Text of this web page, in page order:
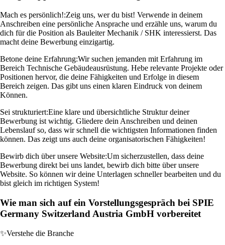
Mach es persönlich!:Zeig uns, wer du bist! Verwende in deinem
Anschreiben eine persönliche Ansprache und erzähle uns, warum du
dich für die Position als Bauleiter Mechanik / SHK interessierst. Das
macht deine Bewerbung einzigartig.
Betone deine Erfahrung:Wir suchen jemanden mit Erfahrung im
Bereich Technische Gebäudeausrüstung. Hebe relevante Projekte oder
Positionen hervor, die deine Fähigkeiten und Erfolge in diesem
Bereich zeigen. Das gibt uns einen klaren Eindruck von deinem
Können.
Sei strukturiert:Eine klare und übersichtliche Struktur deiner
Bewerbung ist wichtig. Gliedere dein Anschreiben und deinen
Lebenslauf so, dass wir schnell die wichtigsten Informationen finden
können. Das zeigt uns auch deine organisatorischen Fähigkeiten!
Bewirb dich über unsere Website:Um sicherzustellen, dass deine
Bewerbung direkt bei uns landet, bewirb dich bitte über unsere
Website. So können wir deine Unterlagen schneller bearbeiten und du
bist gleich im richtigen System!
Wie man sich auf ein Vorstellungsgespräch bei SPIE
Germany Switzerland Austria GmbH vorbereitet
✨Verstehe die Branche